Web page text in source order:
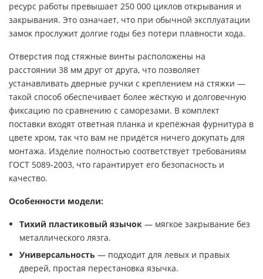
ресурс работы превышает 250 000 циклов открывания и
закрывания. Это означает, что при обычной эксплуатации
замок прослужит долгие годы без потери плавности хода.
Отверстия под стяжные винты расположены на
расстоянии 38 мм друг от друга, что позволяет
устанавливать дверные ручки с креплением на стяжки —
такой способ обеспечивает более жёсткую и долговечную
фиксацию по сравнению с саморезами. В комплект
поставки входят ответная планка и крепёжная фурнитура в
цвете хром, так что вам не придётся ничего докупать для
монтажа. Изделие полностью соответствует требованиям
ГОСТ 5089-2003, что гарантирует его безопасность и
качество.
Особенности модели:
Тихий пластиковый язычок — мягкое закрывание без
металлического лязга.
Универсальность — подходит для левых и правых
дверей, простая перестановка язычка.